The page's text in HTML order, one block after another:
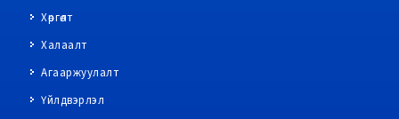
Хөргөлт
Халаалт
Агааржуулалт
Үйлдвэрлэл